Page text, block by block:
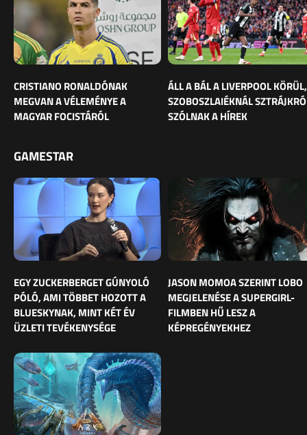
CRISTIANO RONALDÓNAK
MEGVAN A VÉLEMÉNYE A
MAGYAR FOCISTÁRÓL
ÁLL A BÁL A LIVERPOOL KÖRÜL,
SZOBOSZLAIÉKNÁL
SZÓLNAK A HÍREK
GAMESTAR
EGY ZUCKERBERGET GÚNYOLÓ
PÓLÓ, AMI TÖBBET HOZOTT A
BLUESKYNAK, MINT KÉT ÉV
ÜZLETI TEVÉKENYSÉGE
JASON MOMOA SZERINT LOBO
MEGJELENÉSE A SUPERGIRL-
FILMBEN HŰ LESZ A
KÉPREGÉNYEKHEZ